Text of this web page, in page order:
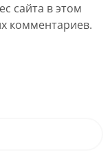
сайта в этом
комментариев.